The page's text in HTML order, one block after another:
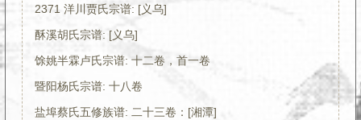
2371 洋川贾氏宗谱: [义乌]
酥溪胡氏宗谱: [义乌]
馀姚半霖卢氏宗谱: 十二卷，首一卷
暨阳杨氏宗谱: 十八卷
盐埠蔡氏五修族谱: 二十三卷：[湘潭]